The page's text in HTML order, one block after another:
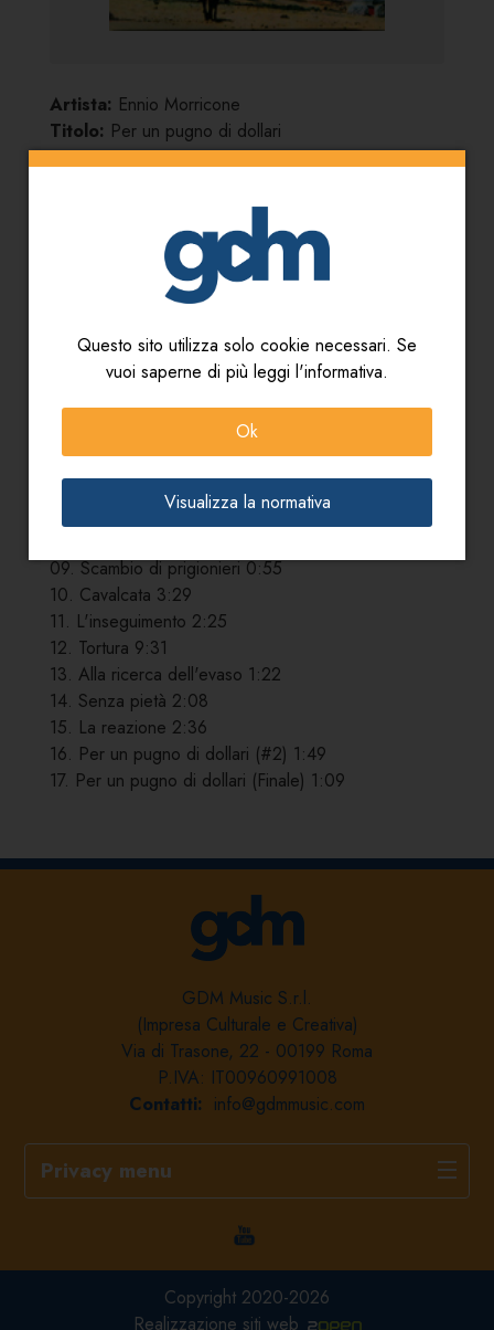
Questo sito utilizza solo cookie necessari. Se
vuoi saperne di più leggi l'informativa.
Ok
Visualizza la normativa
Artista: Ennio Morricone
Titolo: Per un pugno di dollari
01. Titoli 2:58
02. Quasi morto 1:40
03. Musica sospesa 1:02
05. Ramon 1:05
06. Consuelo Baxter 1:18
07. Doppi giochi 1:41
09. Scambio di prigionieri 0:55
10. Cavalcata 3:29
11. L'inseguimento 2:25
12. Tortura 9:31
13. Alla ricerca dell'evaso 1:22
14. Senza pietà 2:08
15. La reazione 2:36
16. Per un pugno di dollari (#2) 1:49
17. Per un pugno di dollari (Finale) 1:09
GDM Music S.r.l.
(Impresa Culturale e Creativa)
Via di Trasone, 22 - 00199 Roma
P.IVA: IT00960991008
Contatti: info@gdmmusic.com
Privacy menu
Copyright 2020-2026
Realizzazione siti web